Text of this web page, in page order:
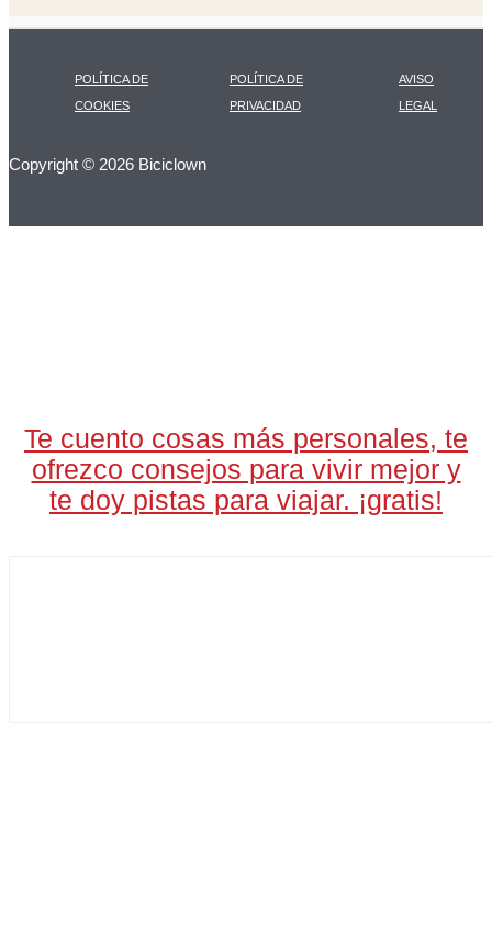
POLÍTICA DE
COOKIES
POLÍTICA DE
PRIVACIDAD
AVISO
LEGAL
Copyright © 2026 Biciclown
Te cuento cosas más personales, te
ofrezco consejos para vivir mejor y
te doy pistas para viajar. ¡gratis!